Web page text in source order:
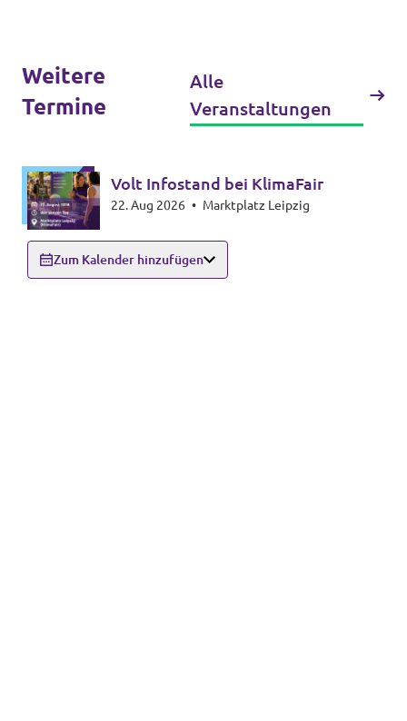
Jetzt Spenden!
Transparenz
Datenschutz
Impressum
Weitere
Termine
Alle
Veranstaltungen
Volt Infostand bei KlimaFair
22. Aug 2026 • Marktplatz Leipzig
Zum Kalender hinzufügen